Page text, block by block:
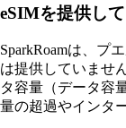
eSIMを提供し
SparkRoamは、プ
は提供していませ
タ容量（データ容
量の超過やインタ